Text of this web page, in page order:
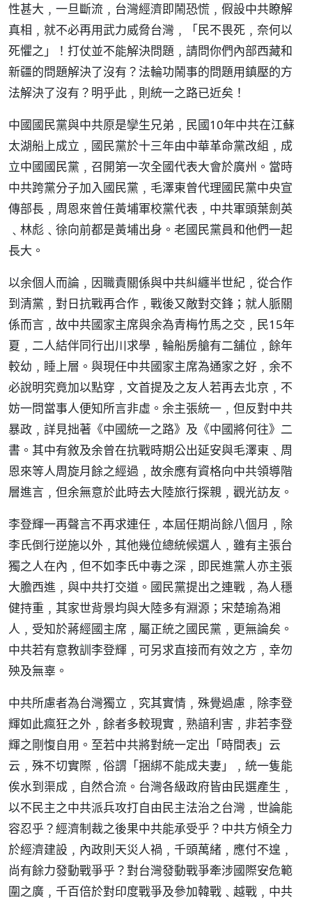
性甚大﹐一旦斷流﹐台灣經濟即鬧恐慌﹐假設中共瞭解
真相﹐就不必再用武力威脅台灣﹐「民不畏死﹐奈何以
死懼之」！打仗並不能解決問題﹐請問你們內部西藏和
新疆的問題解決了沒有？法輪功鬧事的問題用鎮壓的方
法解決了沒有？明乎此﹐則統一之路已近矣！
中國國民黨與中共原是孿生兄弟﹐民國10年中共在江蘇
太湖船上成立﹐國民黨於十三年由中華革命黨改組﹐成
立中國國民黨﹐召開第一次全國代表大會於廣州。當時
中共跨黨分子加入國民黨﹐毛澤東曾代理國民黨中央宣
傳部長﹐周恩來曾任黃埔軍校黨代表﹐中共軍頭葉劍英
﹑林彪﹑徐向前都是黃埔出身。老國民黨員和他們一起
長大。
以余個人而論﹐因職責關係與中共糾纏半世紀﹐從合作
到清黨﹐對日抗戰再合作﹐戰後又敵對交鋒；就人脈關
係而言﹐故中共國家主席與余為青梅竹馬之交﹐民15年
夏﹐二人結伴同行出川求學﹐輪船房艙有二舖位﹐餘年
較幼﹐睡上層。與現任中共國家主席為通家之好﹐余不
必說明究竟加以點穿﹐文首提及之友人若再去北京﹐不
妨一問當事人便知所言非虛。余主張統一﹐但反對中共
暴政﹐詳見拙著《中國統一之路》及《中國將何往》二
書。其中有敘及余曾在抗戰時期公出延安與毛澤東﹑周
恩來等人周旋月餘之經過﹐故余應有資格向中共領導階
層進言﹐但余無意於此時去大陸旅行探親﹐觀光訪友。
李登輝一再聲言不再求連任﹐本屆任期尚餘八個月﹐除
李氏倒行逆施以外﹐其他幾位總統候選人﹐雖有主張台
獨之人在內﹐但不如李氏中毒之深﹐即民進黨人亦主張
大膽西進﹐與中共打交道。國民黨提出之連戰﹐為人穩
健持重﹐其家世背景均與大陸多有淵源；宋楚瑜為湘
人﹐受知於蔣經國主席﹐屬正統之國民黨﹐更無論矣。
中共若有意教訓李登輝﹐可另求直接而有效之方﹐幸勿
殃及無辜。
中共所慮者為台灣獨立﹐究其實情﹐殊覺過慮﹐除李登
輝如此瘋狂之外﹐餘者多較現實﹐熟諳利害﹐非若李登
輝之剛愎自用。至若中共將對統一定出「時間表」云
云﹐殊不切實際﹐俗謂「捆綁不能成夫妻」﹐統一隻能
俟水到渠成﹐自然合流。台灣各級政府皆由民選產生﹐
以不民主之中共派兵攻打自由民主法治之台灣﹐世論能
容忍乎？經濟制裁之後果中共能承受乎？中共方傾全力
於經濟建設﹐內政則天災人禍﹐千頭萬緒﹐應付不遑﹐
尚有餘力發動戰爭乎？對台灣發動戰爭牽涉國際安危範
圍之廣﹐千百倍於對印度戰爭及參加韓戰﹑越戰﹐中共